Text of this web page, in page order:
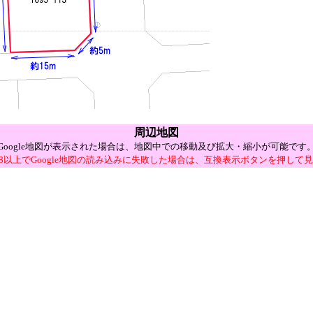
周辺地図
地図が表示された場合は、地図中での移動及び拡大・縮小が可能です
上でGoogle地図の読み込みに失敗した場合は、互換表示ボタンを押して見